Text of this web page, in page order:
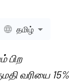
தமிழ்
பிற
வரியை 15%